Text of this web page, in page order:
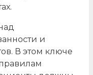
и
В этом ключе